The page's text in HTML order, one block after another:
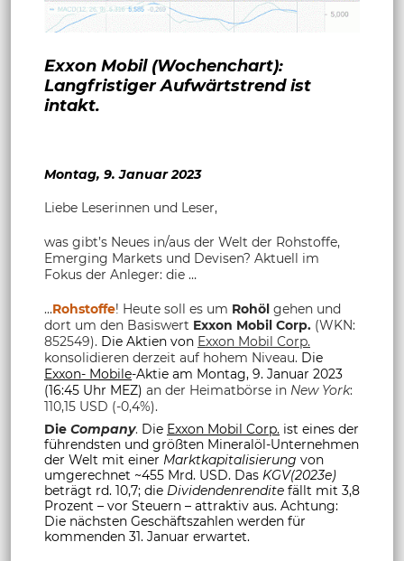
Exxon Mobil (Wochenchart):
Langfristiger Aufwärtstrend ist
intakt.
Montag, 9. Januar 2023
Liebe Leserinnen und Leser,
was gibt’s Neues in/aus der Welt der Rohstoffe,
Emerging Markets und Devisen? Aktuell im
Fokus der Anleger: die …
...Rohstoffe! Heute soll es um Rohöl gehen und
dort um den Basiswert Exxon Mobil Corp. (WKN:
852549). Die Aktien von Exxon Mobil Corp.
konsolidieren derzeit auf hohem Niveau. Die
Exxon- Mobile-Aktie am Montag, 9. Januar 2023
(16:45 Uhr MEZ) an der Heimatbörse in New York:
110,15 USD (-0,4%).
Die Company. Die Exxon Mobil Corp. ist eines der
führendsten und größten Mineralöl-Unternehmen
der Welt mit einer Marktkapitalisierung von
umgerechnet ~455 Mrd. USD. Das KGV(2023e)
beträgt rd. 10,7; die Dividendenrendite fällt mit 3,8
Prozent – vor Steuern – attraktiv aus. Achtung:
Die nächsten Geschäftszahlen werden für
kommenden 31. Januar erwartet.